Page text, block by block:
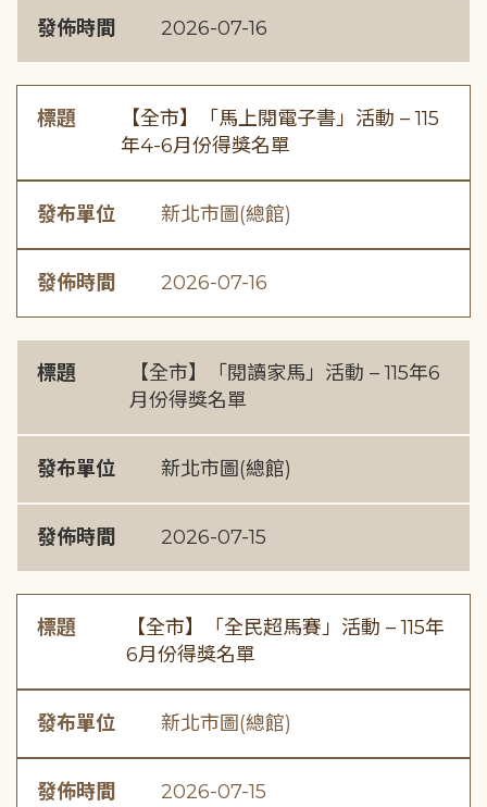
發佈時間 2026-07-16
標題
【全市】「馬上閱電子書」活動 – 115
年4-6月份得獎名單
發布單位 新北市圖(總館)
發佈時間 2026-07-16
標題
【全市】「閱讀家馬」活動 – 115年6
月份得獎名單
發布單位 新北市圖(總館)
發佈時間 2026-07-15
標題
【全市】「全民超馬賽」活動 – 115年
6月份得獎名單
發布單位 新北市圖(總館)
發佈時間 2026-07-15